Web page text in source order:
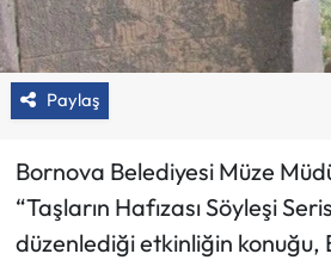
Paylaş
Bornova Belediyesi Müze
“Taşların Hafızası Söyleşi
düzenlediği etkinliğin konuğu,